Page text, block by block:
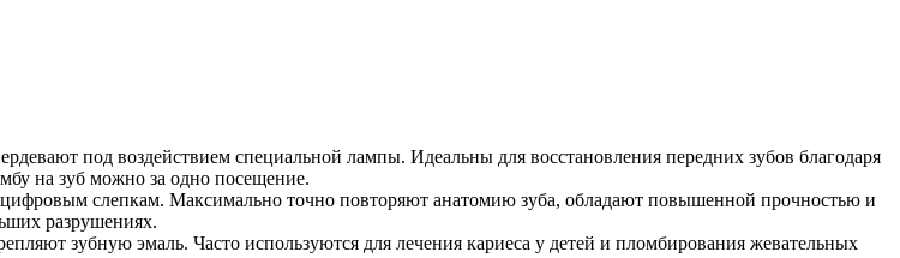
под воздействием специальной лампы. Идеальны для восстановления передних зубов благодаря
на зуб можно за одно посещение.
слепкам. Максимально точно повторяют анатомию зуба, обладают повышенной прочностью и
разрушениях.
зубную эмаль. Часто используются для лечения кариеса у детей и пломбирования жевательных